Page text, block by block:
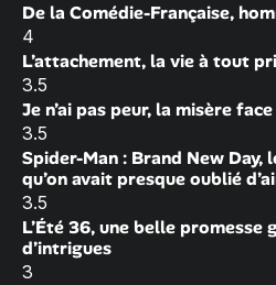
De la Comédie-Française,
4
L’attachement, la vie à tout
3.5
Je n’ai pas peur, la misère
3.5
Spider-Man : Brand New Day,
qu’on avait presque oublié
3.5
L’Été 36, une belle promesse
d’intrigues
3